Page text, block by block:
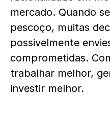
mercado. Quando
pescoço, muitas
possivelmente
comprometidas.
trabalhar melhor,
investir melhor.